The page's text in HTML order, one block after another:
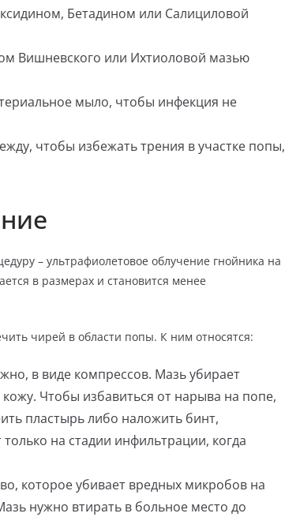
Бетадином или Салициловой
Вишневского или Ихтиоловой мазью
мыло, чтобы инфекция не
чтобы избежать трения в участке попы,
– ультрафиолетовое облучение гнойника на
в размерах и становится менее
чирей в области попы. К ним относятся:
в виде компрессов. Мазь убирает
Чтобы избавиться от нарыва на попе,
пластырь либо наложить бинт,
на стадии инфильтрации, когда
которое убивает вредных микробов на
нужно втирать в больное место до